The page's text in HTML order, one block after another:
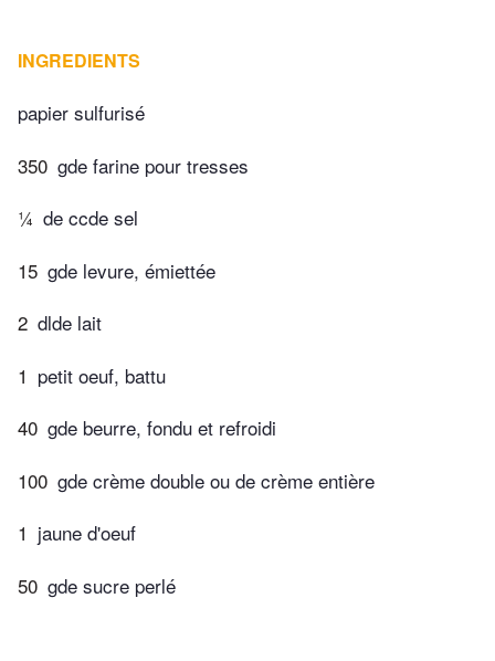
INGREDIENTS
papier sulfurisé
350 gde farine pour tresses
¼ de ccde sel
15 gde levure, émiettée
2 dlde lait
1 petit oeuf, battu
40 gde beurre, fondu et refroidi
100 gde crème double ou de crème entière
1 jaune d'oeuf
50 gde sucre perlé